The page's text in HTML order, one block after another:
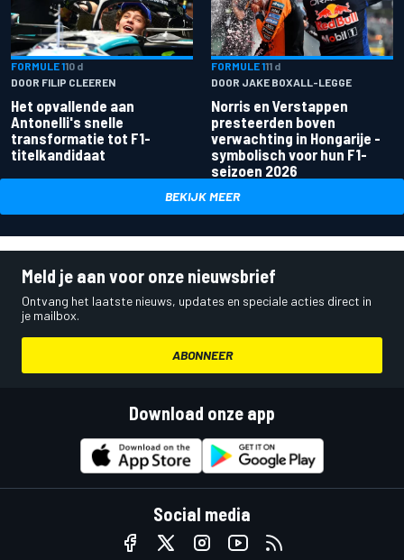
FORMULE 110 d
DOOR FILIP CLEEREN
Het opvallende aan
Antonelli's snelle
transformatie tot F1-
titelkandidaat
FORMULE 111 d
DOOR JAKE BOXALL-LEGGE
Norris en Verstappen
presteerden boven
verwachting in Hongarije -
symbolisch voor hun F1-
seizoen 2026
BEKIJK MEER
Meld je aan voor onze nieuwsbrief
Ontvang het laatste nieuws, updates en speciale acties direct in
je mailbox.
ABONNEER
Download onze app
Social media